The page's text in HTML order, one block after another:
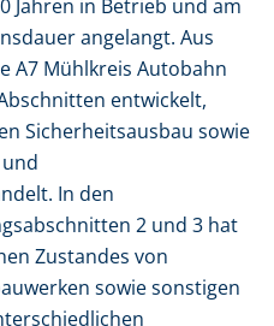
Jahren in Betrieb und am
angelangt. Aus
A7 Mühlkreis Autobahn
entwickelt,
Sicherheitsausbau sowie
In den
2 und 3 hat
Zustandes von
sowie sonstigen